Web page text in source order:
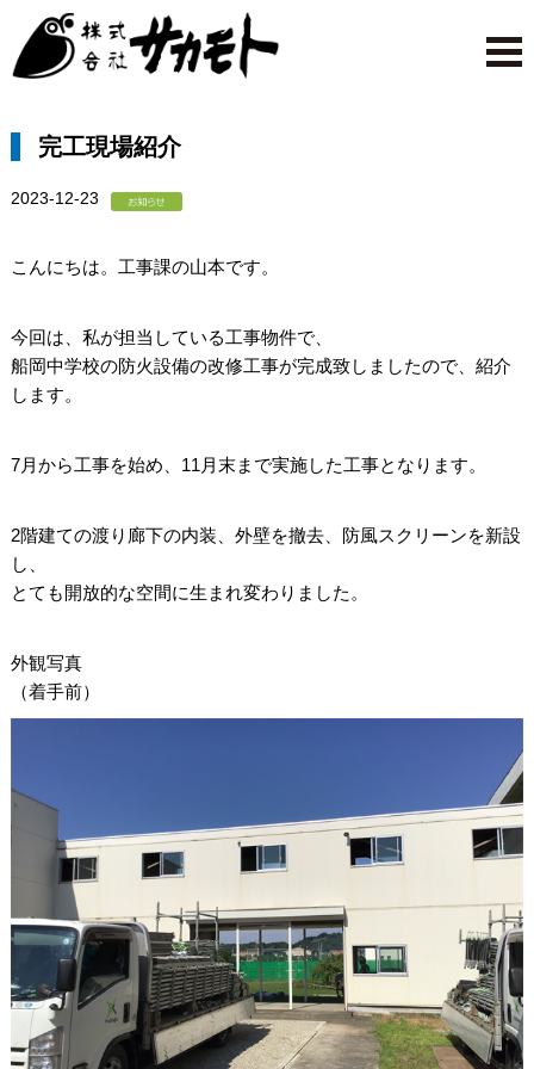
完工現場紹介
2023-12-23
こんにちは。工事課の山本です。
今回は、私が担当している工事物件で、
船岡中学校の防火設備の改修工事が完成致しましたので、紹介
します。
7月から工事を始め、11月末まで実施した工事となります。
2階建ての渡り廊下の内装、外壁を撤去、防風スクリーンを新設
し、
とても開放的な空間に生まれ変わりました。
外観写真
（着手前）